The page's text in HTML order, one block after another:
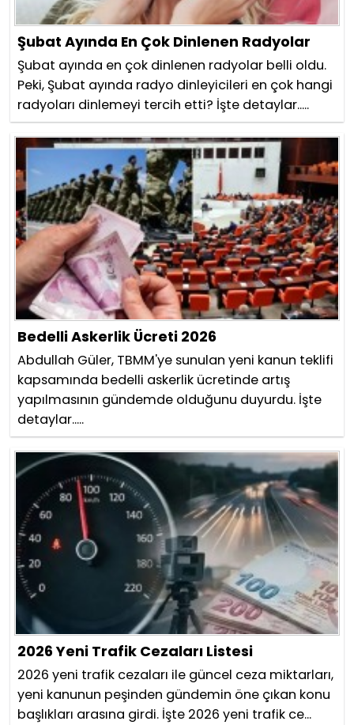
Şubat Ayında En Çok Dinlenen Radyolar
Şubat ayında en çok dinlenen radyolar belli oldu.
Peki, Şubat ayında radyo dinleyicileri en çok hangi
radyoları dinlemeyi tercih etti? İşte detaylar.....
Bedelli Askerlik Ücreti 2026
Abdullah Güler, TBMM'ye sunulan yeni kanun teklifi
kapsamında bedelli askerlik ücretinde artış
yapılmasının gündemde olduğunu duyurdu. İşte
detaylar.....
2026 Yeni Trafik Cezaları Listesi
2026 yeni trafik cezaları ile güncel ceza miktarları,
yeni kanunun peşinden gündemin öne çıkan konu
başlıkları arasına girdi. İşte 2026 yeni trafik ce...